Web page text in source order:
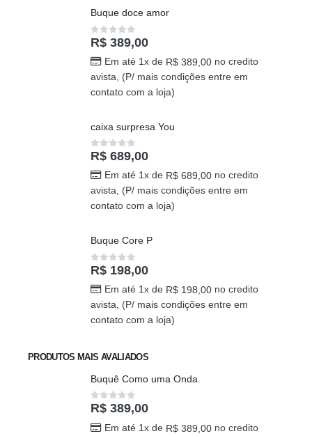
Buque doce amor
0out of 5
R$ 389,00
Em até 1x de R$389,00no credito
avista, (P/ mais condições entre em
contato com a loja)
caixa surpresa You
0out of 5
R$ 689,00
Em até 1x de R$689,00no credito
avista, (P/ mais condições entre em
contato com a loja)
Buque Core P
0out of 5
R$ 198,00
Em até 1x de R$198,00no credito
avista, (P/ mais condições entre em
contato com a loja)
PRODUTOS MAIS AVALIADOS
Buquê Como uma Onda
0out of 5
R$ 389,00
Em até 1x de R$389,00no credito